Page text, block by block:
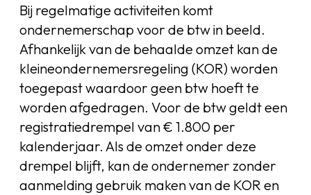
Bij regelmatige activiteiten komt
ondernemerschap voor de btw in beeld.
Afhankelijk van de behaalde omzet kan de
kleineondernemersregeling (KOR) worden
toegepast waardoor geen btw hoeft te
worden afgedragen. Voor de btw geldt een
registratiedrempel van € 1.800 per
kalenderjaar. Als de omzet onder deze
drempel blijft, kan de ondernemer zonder
aanmelding gebruik maken van de KOR en